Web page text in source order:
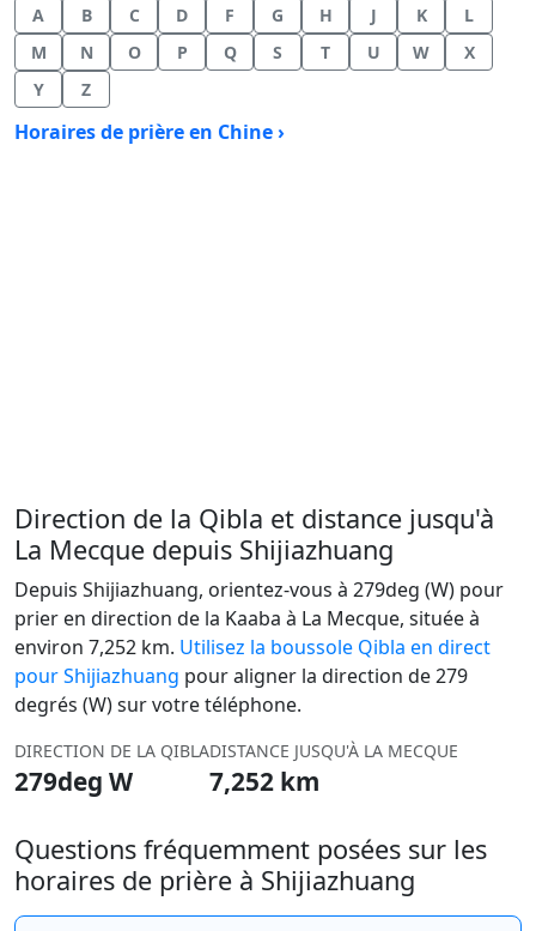
A B C D F G H J K
L
M
N O P Q S T U W
X
Y
Z
Horaires de prière en Chine ›
Direction de la Qibla et distance jusqu'à
La Mecque depuis Shijiazhuang
Depuis Shijiazhuang, orientez-vous à 279deg (W) pour
prier en direction de la Kaaba à La Mecque, située à
environ 7,252 km. Utilisez la boussole Qibla en direct
pour Shijiazhuang pour aligner la direction de 279
degrés (W) sur votre téléphone.
DIRECTION DE LA QIBLA
279deg W
DISTANCE JUSQU'À LA MECQUE
7,252 km
Questions fréquemment posées sur les
horaires de prière à Shijiazhuang